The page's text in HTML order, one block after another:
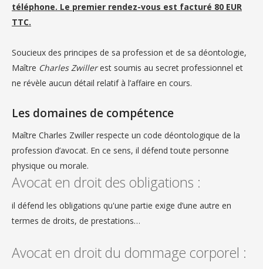
téléphone. Le premier rendez-vous est facturé 80 EUR
TTC.
Soucieux des principes de sa profession et de sa déontologie,
Maître Charles Zwillerest soumis au secret professionnel et
ne révèle aucun détail relatif à l’affaire en cours.
Les domaines de compétence
Maître Charles Zwiller respecte un code déontologique de la
profession d’avocat. En ce sens, il défend toute personne
physique ou morale.
Avocat en droit des obligations :
il défend les obligations qu'une partie exige d’une autre en
termes de droits, de prestations…
Avocat en droit du dommage corporel :